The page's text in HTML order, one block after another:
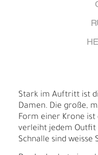
Stark im Auftritt ist
Damen. Die große,
Form einer Krone ist
verleiht jedem Outfit
Schnalle sind